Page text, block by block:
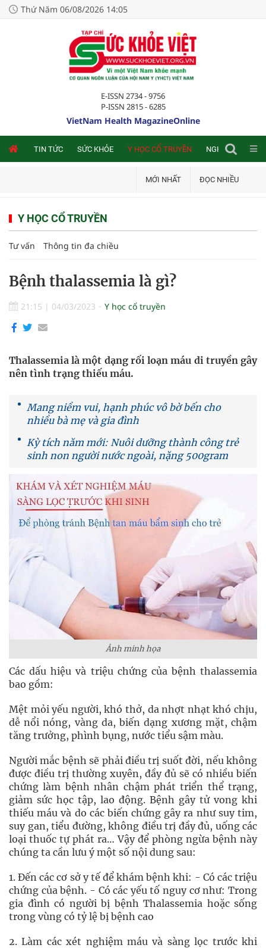
Thứ Năm 06/08/2026 14:05
E-ISSN 2734 - 9756
P-ISSN 2815 - 6285
VietNam Health MagazineOnline
TIN TỨC SỨC KHỎE Y HỌC CỔ TRUYỀN NGHIÊN CỨU
MỚI NHẤT ĐỌC NHIỀU
Y HỌC CỔ TRUYỀN
Tư vấn Thông tin đa chiều
Bệnh thalassemia là gì?
21:15 | 04/03/2023 Y học cổ truyền
Thalassemia là một dạng rối loạn máu di truyền gây
nên tình trạng thiếu máu.
Mang niềm vui, hạnh phúc vô bờ bến cho
nhiều bà mẹ và gia đình
Kỳ tích năm mới: Nuôi dưỡng thành công trẻ
sinh non người nước ngoài, nặng 500gram
Ảnh minh họa
Các dấu hiệu và triệu chứng của bệnh thalassemia
bao gồm:
Mệt mỏi yếu người, khó thở, da nhợt nhạt khó chịu,
dễ nổi nóng, vàng da, biến dạng xương mặt, chậm
tăng trưởng, phình bụng, nước tiểu sậm màu.
Người mắc bệnh sẽ phải điều trị suốt đời, nếu không
được điều trị thường xuyên, đầy đủ sẽ có nhiều biến
chứng làm bệnh nhân chậm phát triển thể trạng,
giảm sức học tập, lao động. Bệnh gây tử vong khi
thiếu máu và do các biến chứng gây ra như suy tim,
suy gan, tiểu đường, không điều trị đầy đủ, uống các
loại thuốc tự phát ra… Vậy để phòng ngừa bệnh này
chúng ta cần lưu ý một số nội dung sau:
1. Đến các cơ sở y tế để khám bệnh khi: - Có các triệu
chứng của bệnh. - Có các yếu tố nguy cơ như: Trong
gia đình có người bị bệnh Thalassemia hoặc sống
trong vùng có tỷ lệ bị bệnh cao
2. Làm các xét nghiệm máu và sàng lọc trước khi